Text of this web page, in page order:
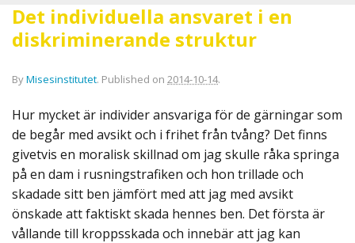
Det individuella ansvaret i en
diskriminerande struktur
ByMisesinstitutet. Published on 2014-10-14.
Hur mycket är individer ansvariga för de gärningar som
de begår med avsikt och i frihet från tvång? Det finns
givetvis en moralisk skillnad om jag skulle råka springa
på en dam i rusningstrafiken och hon trillade och
skadade sitt ben jämfört med att jag med avsikt
önskade att faktiskt skada hennes ben. Det första är
vållande till kroppsskada och innebär att jag kan